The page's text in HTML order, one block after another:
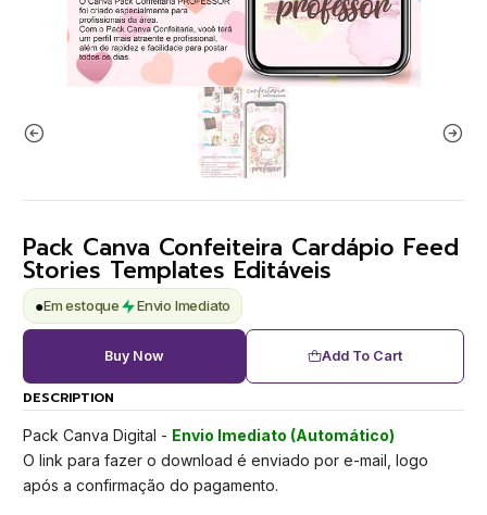
Pack Canva Confeiteira Cardápio Feed
Stories Templates Editáveis
●Em estoque Envio Imediato
Add To Cart
Buy Now
DESCRIPTION
Pack Canva Digital - Envio Imediato (Automático)
O link para fazer o download é enviado por e-mail, logo
após a confirmação do pagamento.